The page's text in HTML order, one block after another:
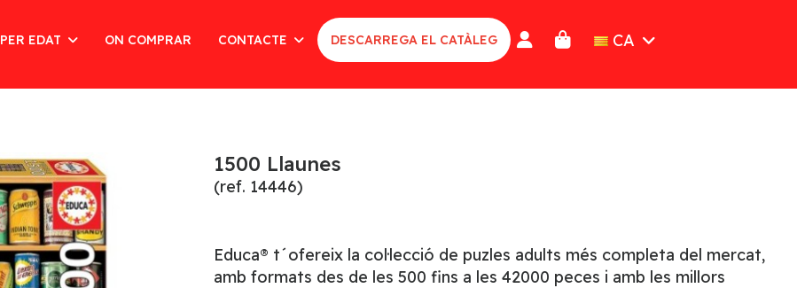
PER EDAT ON COMPRAR CONTACTE DESCARREGA EL CATÀLEG CA
1500 Llaunes
(ref. 14446)
Educa® t´ofereix la col·lecció de puzles adults més completa del mercat,
amb formats des de les 500 fins a les 42000 peces i amb les millors